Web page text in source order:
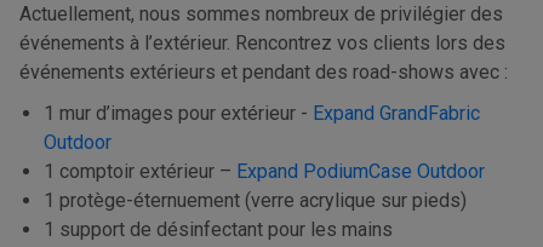
Actuellement, nous sommes nombreux de privilégier des
événements à l’extérieur. Rencontrez vos clients lors des
événements extérieurs et pendant des road-shows avec :
1 mur d’images pour extérieur - Expand GrandFabric
Outdoor
1 comptoir extérieur – Expand PodiumCase Outdoor
1 protège-éternuement (verre acrylique sur pieds)
1 support de désinfectant pour les mains